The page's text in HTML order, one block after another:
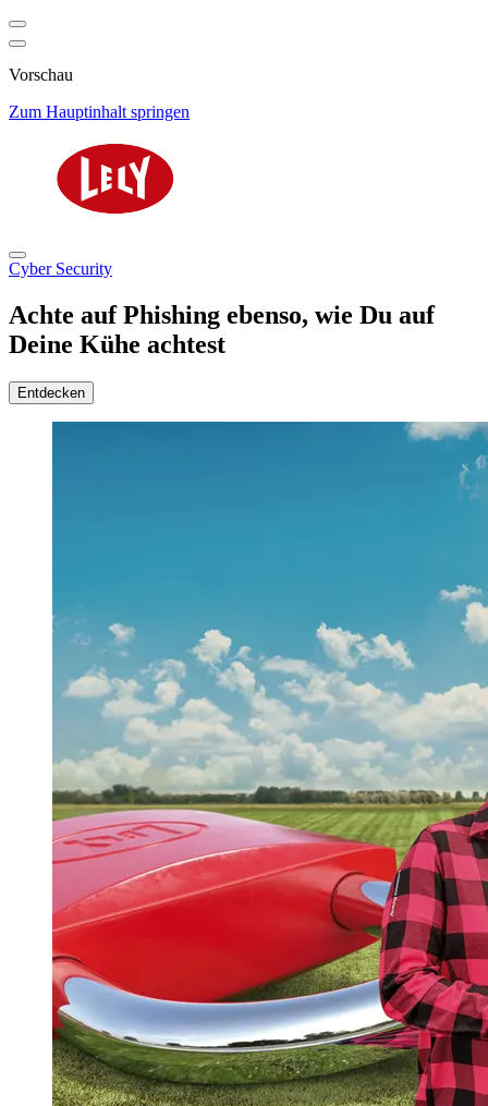
Vorschau
Zum Hauptinhalt springen
Cyber Security
Achte auf Phishing ebenso, wie Du auf
Deine Kühe achtest
Entdecken